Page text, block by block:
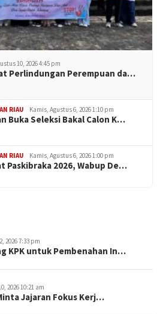
10, 2026 4:45 pm
Perlindungan Perempuan da…
RIAU Kamis, Agustus 6, 2026 1:10 pm
Buka Seleksi Bakal Calon K…
RIAU Kamis, Agustus 6, 2026 1:00 pm
Paskibraka 2026, Wabup De…
2026 7:33 pm
KPK untuk Pembenahan In…
2026 10:21 am
Jajaran Fokus Kerj…